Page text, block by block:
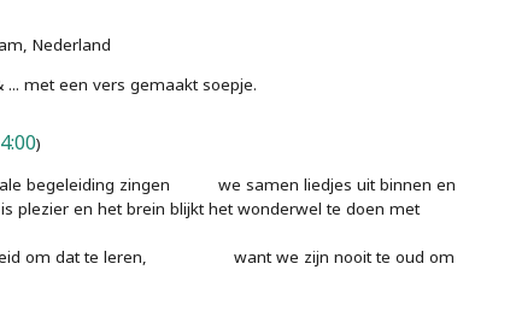
Nederland
met een vers gemaakt soepje.
)
begeleiding zingen we samen liedjes uit binnen en
en het brein blijkt het wonderwel te doen met
om dat te leren, want we zijn nooit te oud om